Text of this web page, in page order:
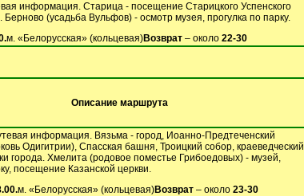
информация. Старица - посещение Старицкого Успенского
(усадьба Вульфов) - осмотр музея, прогулка по парку.
м. «Белорусская» (кольцевая)Возврат – около 22-30
Описание маршрута
информация. Вязьма - город, Иоанно-Предтеченский
Одигитрии), Спасская башня, Троицкий собор, краеведческий
города. Хмелита (родовое поместье Грибоедовых) - музей,
посещение Казанской церкви.
м. «Белорусская» (кольцевая)Возврат – около 23-30